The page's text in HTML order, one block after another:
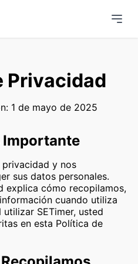
Privacidad
1 de mayo de 2025
Importante
privacidad y nos
sus datos personales.
explica cómo recopilamos,
cuando utiliza
SETimer, usted
en esta Política de